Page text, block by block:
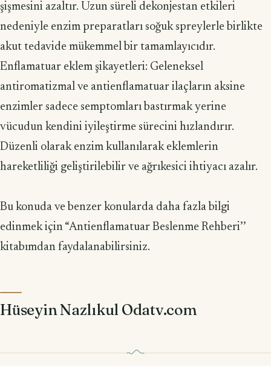
şişmesini azaltır. Uzun süreli dekonjestan etkileri
nedeniyle enzim preparat­ları soğuk spreylerle birlikte
akut tedavide mükemmel bir tamamlayıcıdır.
Enflamatuar eklem şikayetleri: Geleneksel
antiromatizmal ve antienflamatuar ilaçların aksine
enzimler sadece semptomları bastırmak yerine
vücudun kendini iyileştirme sürecini hızlandırır.
Düzenli olarak enzim kullanılarak eklemlerin
hareketliliği geliştirilebilir ve ağrı­kesici ihtiyacı azalır.
Bu konuda ve benzer konularda daha fazla bilgi
edinmek için “Antienflamatuar Beslenme Rehberi’’
kitabımdan faydalanabilirsiniz.
Hüseyin Nazlıkul Odatv.com